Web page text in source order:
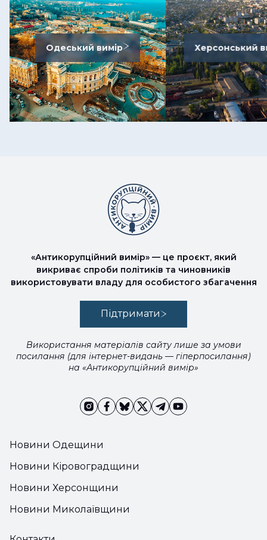
Одеський вимір Херсонський
Новини Одещини
Новини Кіровоградщини
Новини Херсонщини
Новини Миколаївщини
«Антикорупційний вимір» — це проєкт, який
викриває спроби політиків та чиновників
використовувати владу для особистого збагачення
Підтримати
Використання матеріалів сайту лише за умови
посилання (для інтернет-видань — гіперпосилання)
на «Антикорупційний вимір»